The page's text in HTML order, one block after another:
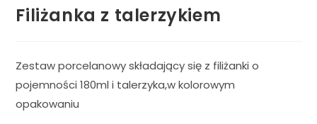
Filiżanka z talerzykiem
Zestaw porcelanowy składający się z filiżanki o
pojemności 180ml i talerzyka,w kolorowym
opakowaniu